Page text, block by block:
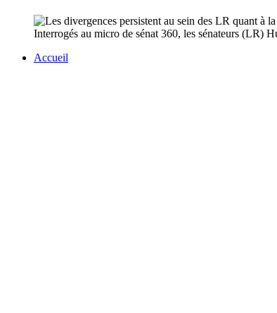
Interrogés au micro de sénat 360, les sénateurs (LR)
Accueil